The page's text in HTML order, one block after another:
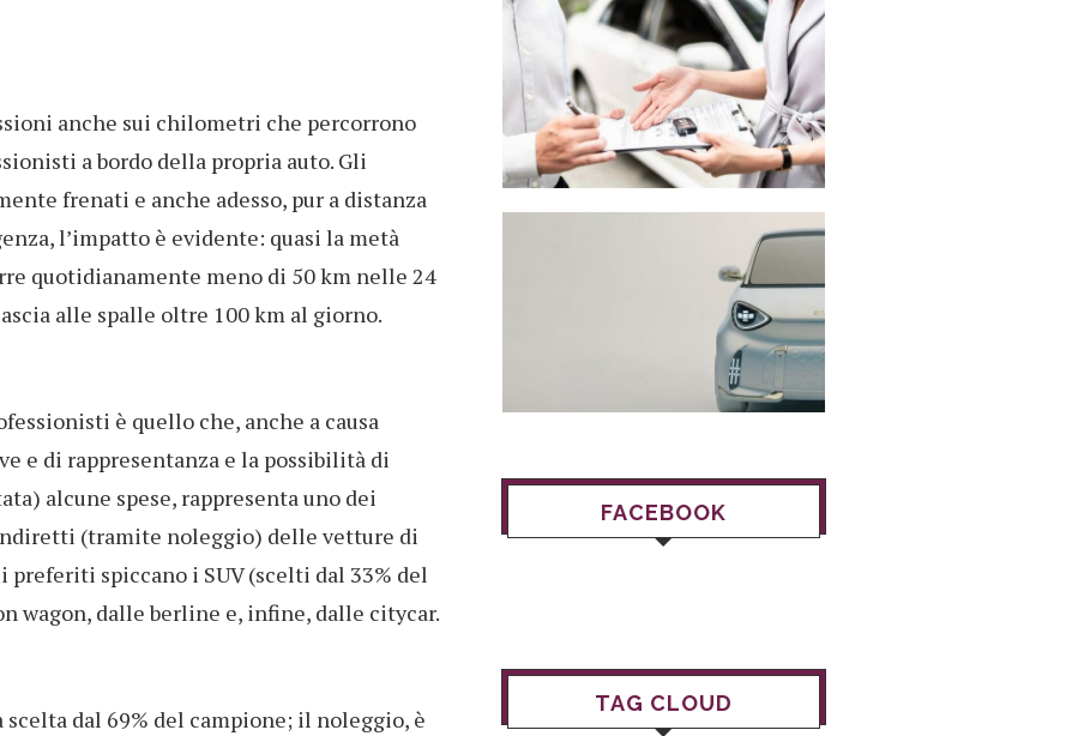
anche sui chilometri che percorrono
a bordo della propria auto. Gli
frenati e anche adesso, pur a distanza
l’impatto è evidente: quasi la metà
quotidianamente meno di 50 km nelle 24
alle spalle oltre 100 km al giorno.
è quello che, anche a causa
e di rappresentanza e la possibilità di
alcune spese, rappresenta uno dei
(tramite noleggio) delle vetture di
spiccano i SUV (scelti dal 33% del
wagon, dalle berline e, infine, dalle citycar.
scelta dal 69% del campione; il noleggio, è
FACEBOOK
TAG CLOUD